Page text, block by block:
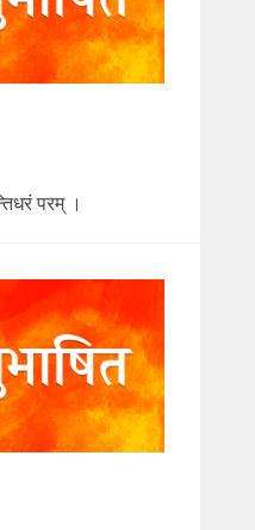
परम् ।